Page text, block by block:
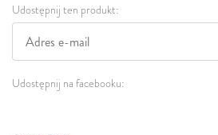
Udostępnij ten produkt:
Udostępnij na facebooku: